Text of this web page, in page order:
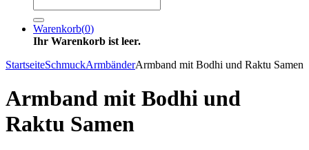
Warenkorb(0)
Ihr Warenkorb ist leer.
StartseiteSchmuckArmbänderArmband mit Bodhi und Raktu Samen
Armband mit Bodhi und
Raktu Samen